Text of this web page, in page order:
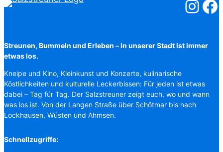
Streunen, Bummeln und Erleben – in unserer Stadt ist immer
etwas los.
Kneipe und Kino, Kleinkunst und Konzerte, kulinarische
Köstlichkeiten und kulturelle Leckerbissen: Für jeden ist etwas
dabei – Tag für Tag. Der Salzstreuner zeigt euch, wo und wann
was los ist. Von der Langen Straße über Schötmar bis nach
Lockhausen, Wüsten und Ahmsen.
Schnellzugriffe: